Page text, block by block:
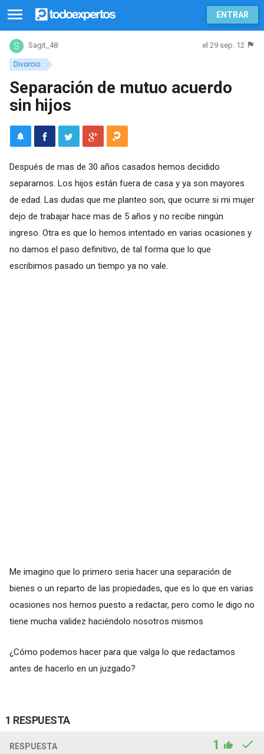
ENTRAR
Divorcio
Sagit_48 el 29 sep. 12
Separación de mutuo acuerdo
sin hijos
Después de mas de 30 años casados hemos decidido
separarnos. Los hijos están fuera de casa y ya son mayores
de edad. Las dudas que me planteo son, que ocurre si mi mujer
dejo de trabajar hace mas de 5 años y no recibe ningún
ingreso. Otra es que lo hemos intentado en varias ocasiones y
no damos el paso definitivo, de tal forma que lo que
escribimos pasado un tiempo ya no vale.
Me imagino que lo primero seria hacer una separación de
bienes o un reparto de las propiedades, que es lo que en varias
ocasiones nos hemos puesto a redactar, pero como le digo no
tiene mucha validez haciéndolo nosotros mismos
¿Cómo podemos hacer para que valga lo que redactamos
antes de hacerlo en un juzgado?
1 RESPUESTA
RESPUESTA 1